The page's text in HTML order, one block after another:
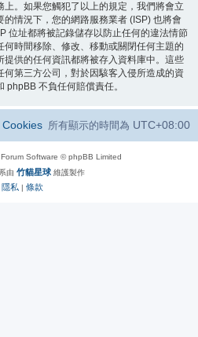
。如果您觸犯了以上的規定，我們將會立
情況下，您的網路服務業者 (ISP) 也將會
位址都將被記錄儲存以防止任何的違法情節
時間移除、修改、移動或關閉任何主題的
供的任何資訊都將被存入資料庫中。這些
第三方公司，對於因駭客入侵所造成的資
phpBB 不負任何賠償責任。
所有顯示的時間為 UTC+08:00
Cookies
Software © phpBB Limited
由 竹貓星球 維護製作
隱私 | 條款